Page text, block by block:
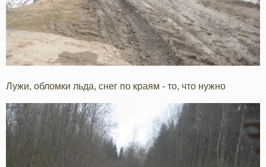
Лужи, обломки льда, снег по краям - то, что нужно